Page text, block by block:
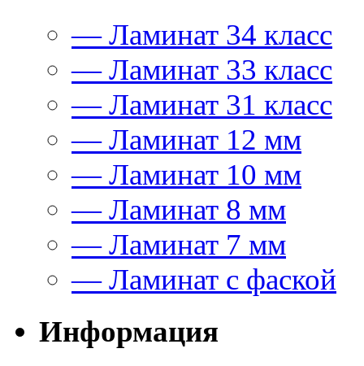
— Ламинат 34 класс
— Ламинат 33 класс
— Ламинат 31 класс
— Ламинат 12 мм
— Ламинат 10 мм
— Ламинат 8 мм
— Ламинат 7 мм
— Ламинат с фаской
Информация